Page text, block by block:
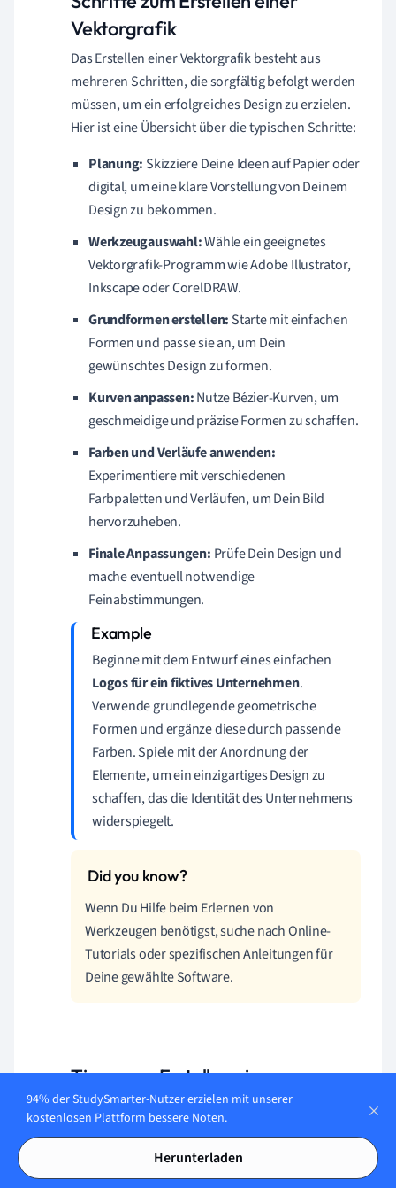
Vektorgrafik
Das Erstellen einer Vektorgrafik besteht aus
mehreren Schritten, die sorgfältig befolgt werden
müssen, um ein erfolgreiches Design zu erzielen.
Hier ist eine Übersicht über die typischen Schritte:
Planung: Skizziere Deine Ideen auf Papier oder
digital, um eine klare Vorstellung von Deinem
Design zu bekommen.
Werkzeugauswahl:Wähle ein geeignetes
Vektorgrafik-Programm wie Adobe Illustrator,
Inkscape oder CorelDRAW.
Grundformen erstellen: Starte mit einfachen
Formen und passe sie an, um Dein
gewünschtes Design zu formen.
Kurven anpassen:Nutze Bézier-Kurven, um
geschmeidige und präzise Formen zu schaffen.
Farben und Verläufe anwenden:
Experimentiere mit verschiedenen
Farbpaletten und Verläufen, um Dein Bild
hervorzuheben.
Finale Anpassungen: Prüfe Dein Design und
mache eventuell notwendige
Feinabstimmungen.
Beginne mit dem Entwurf eines einfachen
Logos für ein fiktives Unternehmen.
Verwende grundlegende geometrische
Formen und ergänze diese durch passende
Farben. Spiele mit der Anordnung der
Elemente, um ein einzigartiges Design zu
schaffen, das die Identität des Unternehmens
widerspiegelt.
Wenn Du Hilfe beim Erlernen von
Werkzeugen benötigst, suche nach Online-
Tutorials oder spezifischen Anleitungen für
Deine gewählte Software.
Tipps zum Erstellen einer
Vektorgrafik
Sobald Du die grundlegenden Schritte kennst,
können einige hilfreiche Tipps Deine
Vektorgrafikfähigkeiten verbessern:
94% der StudySmarter-Nutzer erzielen mit unserer
kostenlosen Plattform bessere Noten.
Herunterladen